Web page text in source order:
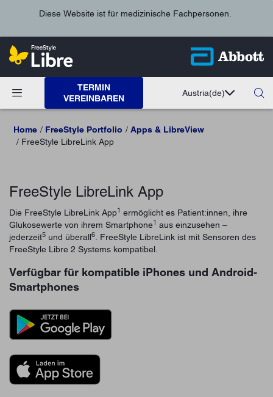
Diese Website ist für medizinische Fachpersonen.
TERMIN
VEREINBAREN
Austria(de)
Home FreeStyle Portfolio
Apps & LibreView
FreeStyle LibreLink App
FreeStyle LibreLink App
Die FreeStyle LibreLink App1 ermöglicht es Patient:innen, ihre
Glukosewerte von ihrem Smartphone1 aus einzusehen –
jederzeit5 und überall6 . FreeStyle LibreLink ist mit Sensoren des
FreeStyle Libre 2 Systems kompatibel.
Verfügbar für kompatible iPhones und Android-
Smartphones